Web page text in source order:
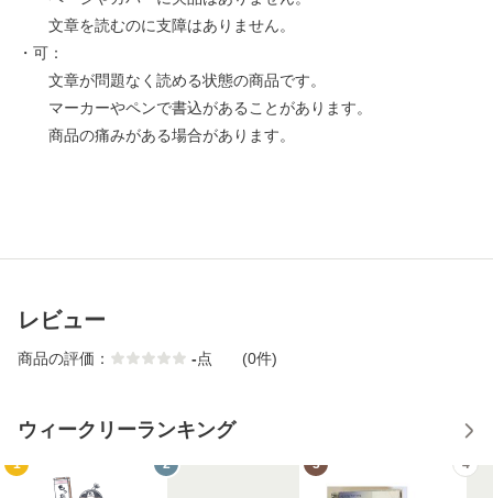
文章を読むのに支障はありません。
・可：
文章が問題なく読める状態の商品です。
マーカーやペンで書込があることがあります。
商品の痛みがある場合があります。
レビュー
商品の評価： -点 (0件)
ウィークリーランキング
1 2 3 4